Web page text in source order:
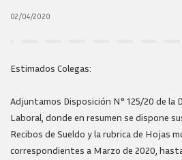
02/04/2020
Estimados Colegas:
Adjuntamos Disposición N° 125/20 de la
Laboral, donde en resumen se dispone
Recibos de Sueldo y la rubrica de Hojas
correspondientes a Marzo de 2020,